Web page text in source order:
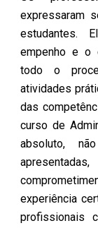
expressaram
estudantes.
empenho e o
todo o
atividades
das
curso de
absoluto,
experiência
profissionais